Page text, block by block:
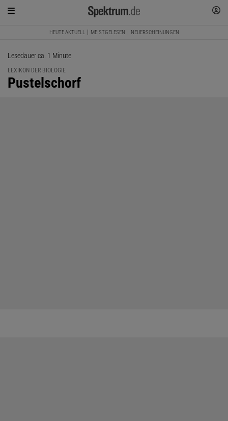
HEUTE AKTUELL MEISTGELESEN NEUERSCHEINUNGEN
Lesedauer ca. 1 Minute
LEXIKON DER BIOLOGIE
:
Pustelschorf